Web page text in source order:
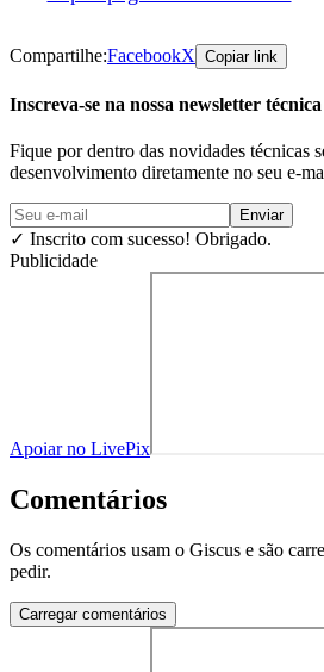
Compartilhe:FacebookX Copiar link
Inscreva-se na nossa newsletter técnica
Fique por dentro das novidades técnicas
desenvolvimento diretamente no seu e-
Enviar
✓ Inscrito com sucesso! Obrigado.
Publicidade
Apoiar no LivePix
Comentários
Os comentários usam o Giscus e são
pedir.
Carregar comentários